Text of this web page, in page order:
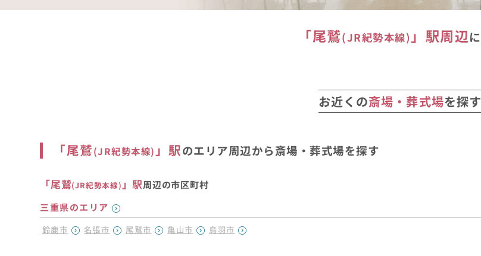
「尾鷲(JR紀勢本線)」駅周辺に
お近くの斎場・葬式場を探す
「尾鷲(JR紀勢本線)」駅のエリア周辺から斎場・葬式場を探す
「尾鷲(JR紀勢本線)」駅周辺の市区町村
三重県のエリア
鈴鹿市 名張市 尾鷲市 亀山市 鳥羽市